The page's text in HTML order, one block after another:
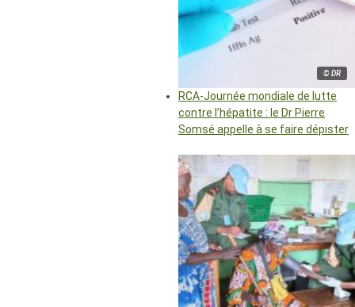
© DR
RCA-Journée mondiale de lutte
contre l’hépatite : le Dr Pierre
Somsé appelle à se faire dépister